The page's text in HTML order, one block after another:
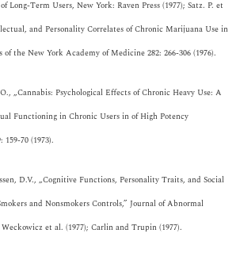
Long-Term Users, New York: Raven Press (1977); Satz. P. et
and Personality Correlates of Chronic Marijuana Use in
the New York Academy of Medicine 282: 266-306 (1976).
„Cannabis: Psychological Effects of Chronic Heavy Use: A
Functioning in Chronic Users in of High Potency
159-70 (1973).
D.V., „Cognitive Functions, Personality Traits, and Social
and Nonsmokers Controls,” Journal of Abnormal
Weckowicz et al. (1977); Carlin and Trupin (1977).